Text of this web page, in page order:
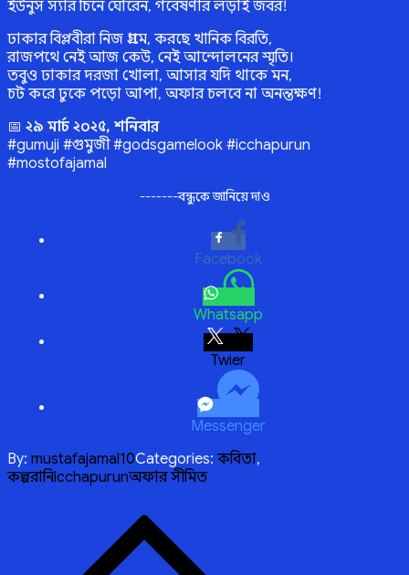
ইউনুস স্যার চিনে ঘোরেন, গবেষণার লড়াই জবর!
ঢাকার বিপ্লবীরা নিজ গ্রামে, করছে খানিক বিরতি,
রাজপথে নেই আজ কেউ, নেই আন্দোলনের স্মৃতি।
তবুও ঢাকার দরজা খোলা, আসার যদি থাকে মন,
চট করে ঢুকে পড়ো আপা, অফার চলবে না অনন্তক্ষণ!
📅 ২৯ মার্চ ২০২৫, শনিবার
#gumuji #গুমুজী #godsgamelook #icchapurun
#mostofajamal
-------বন্ধুকে জানিয়ে দাও
Facebook
Whatsapp
Twitter
Messenger
By: mustafajamal10Categories: কবিতা,
কল্পরানিicchapurunঅফার সীমিত